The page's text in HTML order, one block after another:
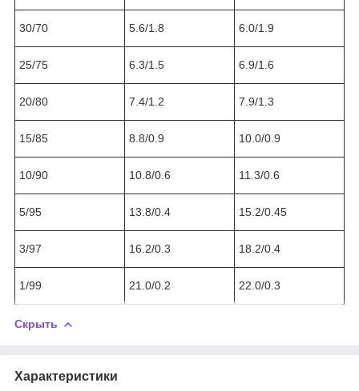
30/70 5.6/1.8 6.0/1.9
25/75 6.3/1.5 6.9/1.6
20/80 7.4/1.2 7.9/1.3
15/85 8.8/0.9 10.0/0.9
10/90 10.8/0.6 11.3/0.6
5/95 13.8/0.4 15.2/0.45
3/97 16.2/0.3 18.2/0.4
1/99 21.0/0.2 22.0/0.3
Скрыть
Характеристики